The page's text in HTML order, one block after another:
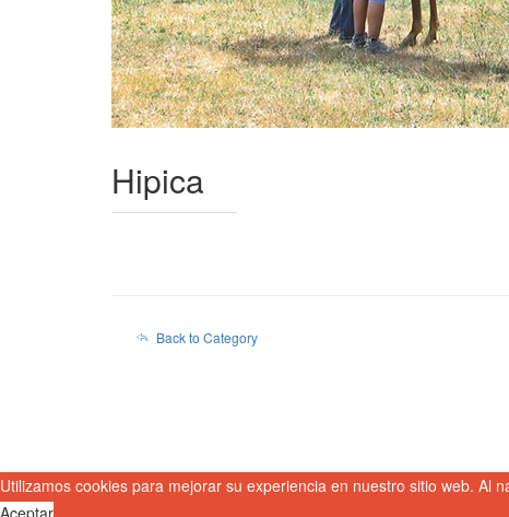
Hipica
Back to Category
Utilizamos cookies para mejorar su experiencia en nuestro sitio web.
Aceptar